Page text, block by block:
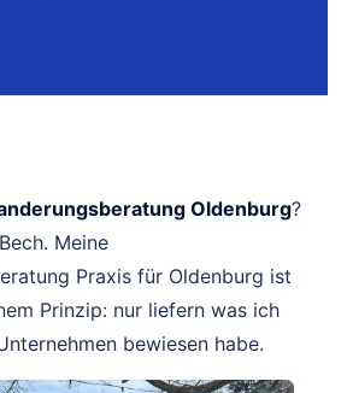
Oldenburg?
Meine
Praxis für Oldenburg ist
Prinzip: nur liefern was ich
bewiesen habe.